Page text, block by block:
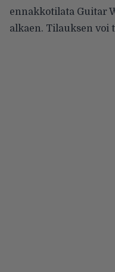
ennakkotilata Guitar
alkaen. Tilauksen voi